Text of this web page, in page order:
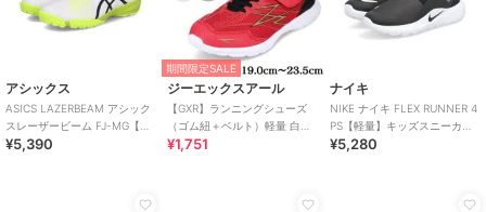
アシックス
ASICS LAZERBEAM アシック
スレーザービーム FJ-MG【軽
量】サッカーテイストモデル
¥5,390
期間限定SALE
ジーエックスアール
【GXR】ランニングシューズ
（ゴム紐＋ベルト）軽量 白底
【19.0cm～23.5cm】
¥1,751
ナイキ
NIKE ナイキ FLEX RUNNER 4
PS【軽量】キッズスニーカー
スリッポン 子供靴
¥5,280